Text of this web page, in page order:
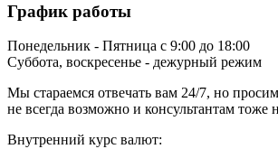
График работы
Понедельник - Пятница с 9:00 до 18:00
Суббота, воскресенье - дежурный режим
Мы стараемся отвечать вам 24/7, но
не всегда возможно и консультантам
Внутренний курс валют: